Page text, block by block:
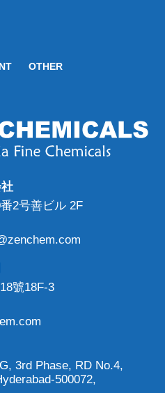
OTHER
2号善ビル 2F
號18F-3
3rd Phase, RD No.4,
500072,